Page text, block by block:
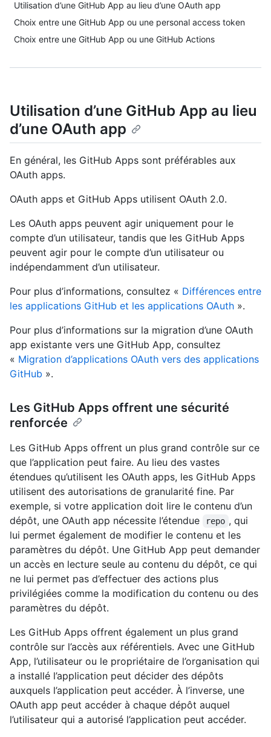
Utilisation d’une GitHub App au lieu d’une OAuth app
Choix entre une GitHub App ou une personal access token
Choix entre une GitHub App ou une GitHub Actions
Utilisation d’une GitHub App au lieu
d’une OAuth app
En général, les GitHub Apps sont préférables aux
OAuth apps.
OAuth apps et GitHub Apps utilisent OAuth 2.0.
Les OAuth apps peuvent agir uniquement pour le
compte d’un utilisateur, tandis que les GitHub Apps
peuvent agir pour le compte d’un utilisateur ou
indépendamment d’un utilisateur.
Pour plus d’informations, consultez « Différences entre
les applications GitHub et les applications OAuth ».
Pour plus d’informations sur la migration d’une OAuth
app existante vers une GitHub App, consultez
« Migration d’applications OAuth vers des applications
GitHub ».
Les GitHub Apps offrent une sécurité
renforcée
Les GitHub Apps offrent un plus grand contrôle sur ce
que l’application peut faire. Au lieu des vastes
étendues qu’utilisent les OAuth apps, les GitHub Apps
utilisent des autorisations de granularité fine. Par
exemple, si votre application doit lire le contenu d’un
dépôt, une OAuth app nécessite l’étendue
repo , qui
lui permet également de modifier le contenu et les
paramètres du dépôt. Une GitHub App peut demander
un accès en lecture seule au contenu du dépôt, ce qui
ne lui permet pas d’effectuer des actions plus
privilégiées comme la modification du contenu ou des
paramètres du dépôt.
Les GitHub Apps offrent également un plus grand
contrôle sur l’accès aux référentiels. Avec une GitHub
App, l’utilisateur ou le propriétaire de l’organisation qui
a installé l’application peut décider des dépôts
auxquels l’application peut accéder. À l’inverse, une
OAuth app peut accéder à chaque dépôt auquel
l’utilisateur qui a autorisé l’application peut accéder.